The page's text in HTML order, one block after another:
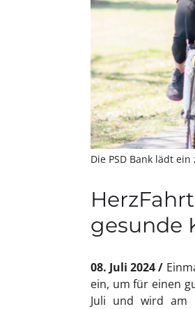
Die PSD Bank lädt
gesunde
08. Juli 2024
ein, um für einen
Juli und wird am